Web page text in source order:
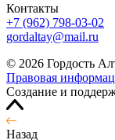
Контакты
+7 (962) 798-03-02
gordaltay@mail.ru
© 2026 Гордость
Правовая
Создание и
Назад